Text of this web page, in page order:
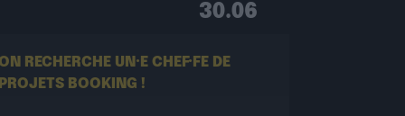
30.06
RECHERCHE UN·E CHEF·FE DE
BOOKING !